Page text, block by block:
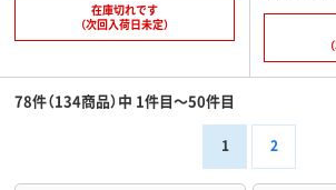
在庫切れです
（次回入荷日未定）
78件（134商品）中 1件目～50件目
1 2